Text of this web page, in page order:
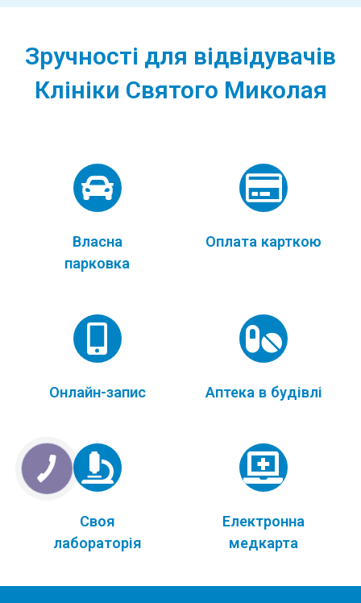
Зручності для відвідувачів
Клініки Святого Миколая
Власна
парковка
Оплата карткою
Онлайн-запис Аптека в будівлі
Своя
лабораторія
Електронна
медкарта